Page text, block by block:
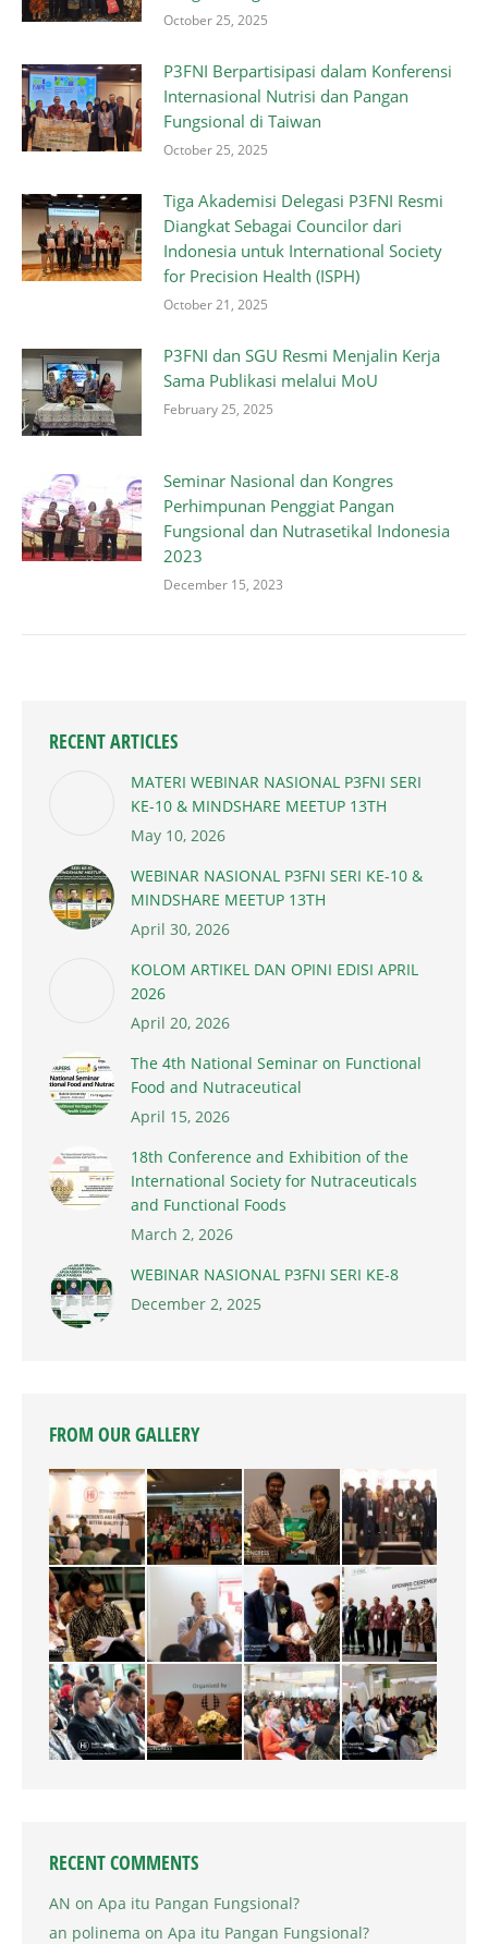
October 25, 2025
P3FNI Berpartisipasi dalam Konferensi
Internasional Nutrisi dan Pangan
Fungsional di Taiwan
October 25, 2025
Tiga Akademisi Delegasi P3FNI Resmi
Diangkat Sebagai Councilor dari
Indonesia untuk International Society
for Precision Health (ISPH)
October 21, 2025
P3FNI dan SGU Resmi Menjalin Kerja
Sama Publikasi melalui MoU
February 25, 2025
Seminar Nasional dan Kongres
Perhimpunan Penggiat Pangan
Fungsional dan Nutrasetikal Indonesia
2023
December 15, 2023
RECENT ARTICLES
MATERI WEBINAR NASIONAL P3FNI SERI
KE-10 & MINDSHARE MEETUP 13TH
May 10, 2026
WEBINAR NASIONAL P3FNI SERI KE-10 &
MINDSHARE MEETUP 13TH
April 30, 2026
KOLOM ARTIKEL DAN OPINI EDISI APRIL
2026
April 20, 2026
The 4th National Seminar on Functional
Food and Nutraceutical
April 15, 2026
18th Conference and Exhibition of the
International Society for Nutraceuticals
and Functional Foods
March 2, 2026
WEBINAR NASIONAL P3FNI SERI KE-8
December 2, 2025
FROM OUR GALLERY
RECENT COMMENTS
AN on Apa itu Pangan Fungsional?
an polinema on Apa itu Pangan Fungsional?